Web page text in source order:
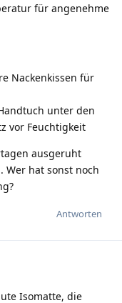
für angenehme
Nackenkissen für
unter den
vor Feuchtigkeit
ausgeruht
hat sonst noch
Antworten
Isomatte, die